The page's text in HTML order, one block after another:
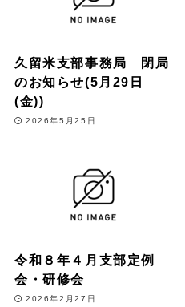
久留米支部事務局 閉局
のお知らせ(5月29日
(金))
2026年5月25日
令和８年４月支部定例
会・研修会
2026年2月27日